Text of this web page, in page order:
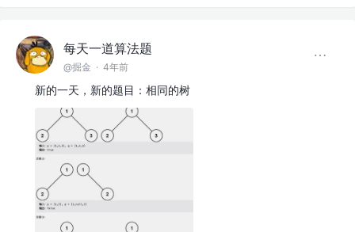
每天一道算法题
@掘金 · 4年前
新的一天，新的题目：相同的树